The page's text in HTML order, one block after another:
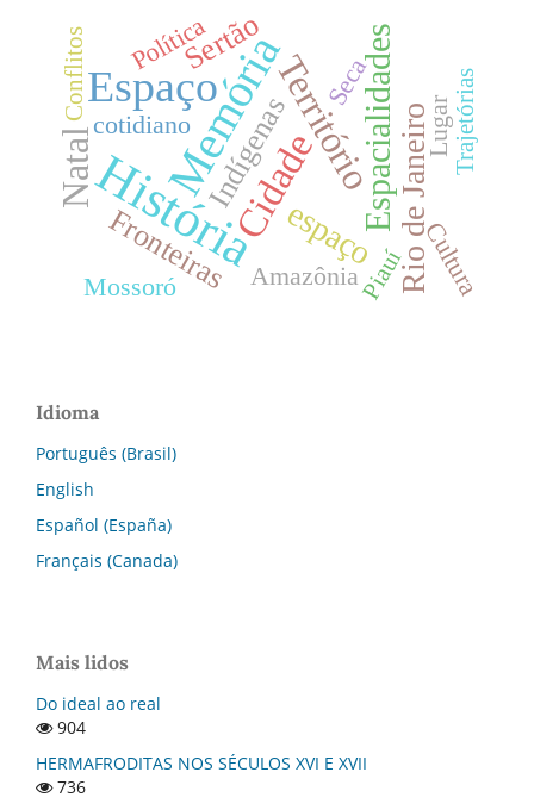
História
Memória
Espaço
Cidade
Território
Natal EspacialidadesRio de Janeiro
espaço
Fronteiras
Sertão
Indígenas
Seca
Política
Amazônia
Mossoró
Lugar
Cultura
cotidiano Trajetórias
Piauí
Conflitos
Idioma
Português (Brasil)
English
Español (España)
Français (Canada)
Mais lidos
Do ideal ao real
904
HERMAFRODITAS NOS SÉCULOS XVI E XVII
736